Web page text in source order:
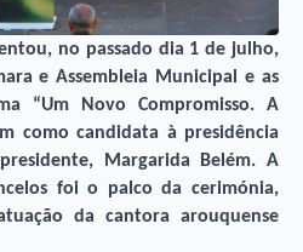
no passado dia 1 de julho,
e Assembleia Municipal e as
“Um Novo Compromisso. A
como candidata à presidência
Margarida Belém. A
foi o palco da cerimónia,
da cantora arouquense